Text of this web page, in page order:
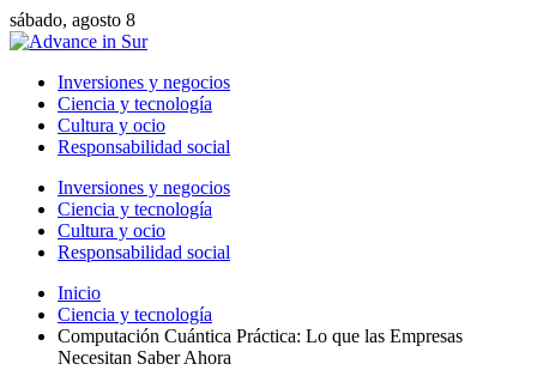
sábado, agosto 8
Inversiones y negocios
Ciencia y tecnología
Cultura y ocio
Responsabilidad social
Inversiones y negocios
Ciencia y tecnología
Cultura y ocio
Responsabilidad social
Inicio
Ciencia y tecnología
Computación Cuántica Práctica: Lo que las Empresas
Necesitan Saber Ahora